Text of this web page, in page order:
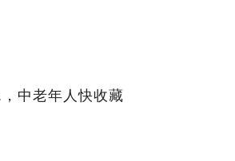
中老年人快收藏